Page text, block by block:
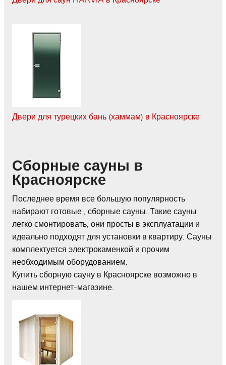
Двери для турецких бань (хаммам) в Красноярске
Сборные сауны в
Красноярске
Последнее время все большую популярность
набирают готовые , сборные сауны. Такие сауны
легко смонтировать, они просты в эксплуатации и
идеально подходят для установки в квартиру. Сауны
комплектуется электрокаменкой и прочим
необходимым оборудованием.
Купить сборную сауну в Красноярске возможно в
нашем интернет-магазине.